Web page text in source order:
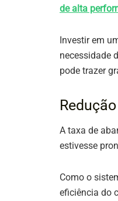
de alta
Investir em
necessidade
pode trazer
A taxa de
estivesse
Como o
eficiência do